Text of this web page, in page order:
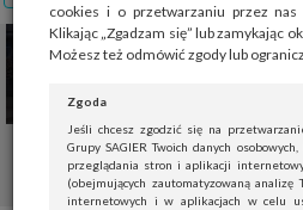
cookies i o przetwarzaniu przez nas
Klikając „Zgadzam się” lub zamykając
Możesz też odmówić zgody lub
Zgoda
Jeśli chcesz zgodzić się na
Grupy SAGIER Twoich danych
przeglądania stron i aplikacji
(obejmujących zautomatyzowaną analizę
internetowych i w aplikacjach w celu